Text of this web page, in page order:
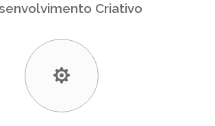
Criativo